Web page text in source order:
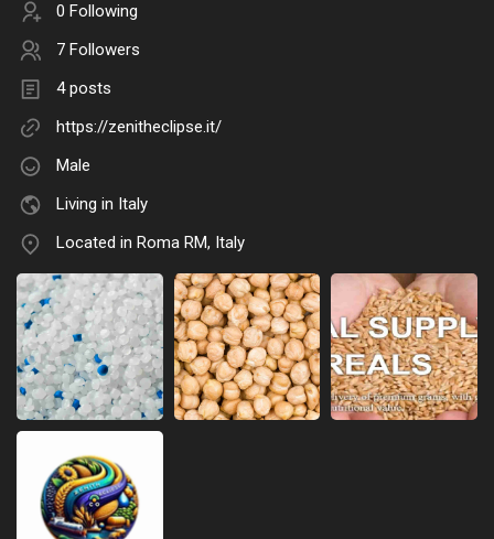
0 Following
7 Followers
4 posts
https://zenitheclipse.it/
Male
Living in Italy
Located in Roma RM, Italy